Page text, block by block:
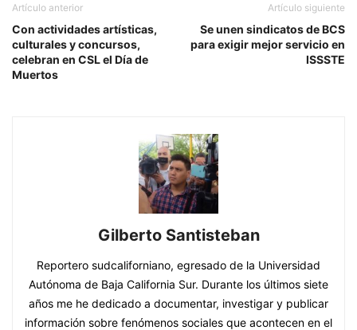
Artículo anterior
Con actividades artísticas,
culturales y concursos,
celebran en CSL el Día de
Muertos
Artículo siguiente
Se unen sindicatos de BCS
para exigir mejor servicio en
ISSSTE
Gilberto Santisteban
Reportero sudcaliforniano, egresado de la Universidad
Autónoma de Baja California Sur. Durante los últimos siete
años me he dedicado a documentar, investigar y publicar
información sobre fenómenos sociales que acontecen en el